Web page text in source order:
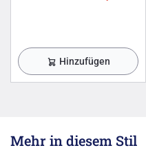
Hinzufügen
Mehr in diesem Stil